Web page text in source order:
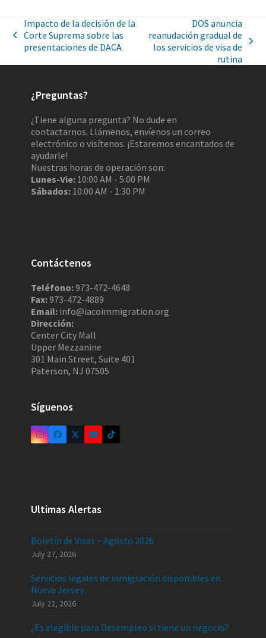
Impacto de la decisión de la
Corte Suprema sobre las
presentaciones de DACA
DOS anuncia
reanudación gradual de
los servicios de visa de
rutina
¿Preguntas?
¿Tiene alguna pregunta? No dude en
contactarnos. Llámenos, envíenos un correo
electrónico o visítenos. ¡Estaremos encantados de
ayudarle!
Nuestras horas de operación son:
Lunes-Vie: 10:00 AM - 5:00 PM
Sábados: 10:00 AM - 1:30 PM
Contáctenos
Teléfono:973-472-4648
Fax:973-472-4889
Email: info@iacoimmigration.org
Dirección:
Center City Mall
Upper Mezzanine
301 Main Street, Suite 401
Paterson, NJ 07505
Síguenos
Ultimas Alertas
Boletín de Visas – Agosto 2026
July 27, 2026
Servicios legales de inmigración disponibles en
Nueva Jersey
July 22, 2026
¿Es elegible para Desempleo si tiene un negocio?